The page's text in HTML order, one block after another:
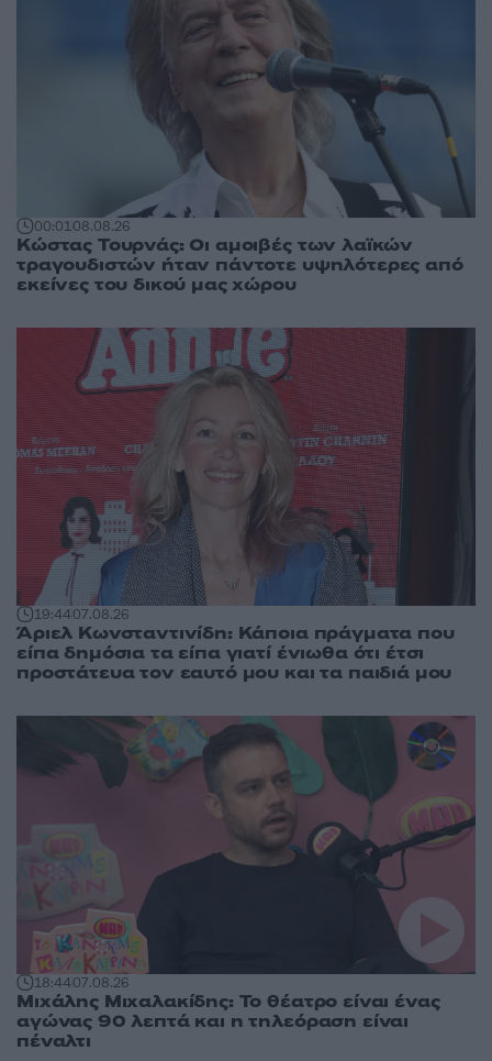
00:0108.08.26
Κώστας Τουρνάς: Οι αμοιβές των λαϊκών
τραγουδιστών ήταν πάντοτε υψηλότερες από
εκείνες του δικού μας χώρου
19:4407.08.26
Άριελ Κωνσταντινίδη: Κάποια πράγματα που
είπα δημόσια τα είπα γιατί ένιωθα ότι έτσι
προστάτευα τον εαυτό μου και τα παιδιά μου
18:4407.08.26
Μιχάλης Μιχαλακίδης: Το θέατρο είναι ένας
αγώνας 90 λεπτά και η τηλεόραση είναι
πέναλτι